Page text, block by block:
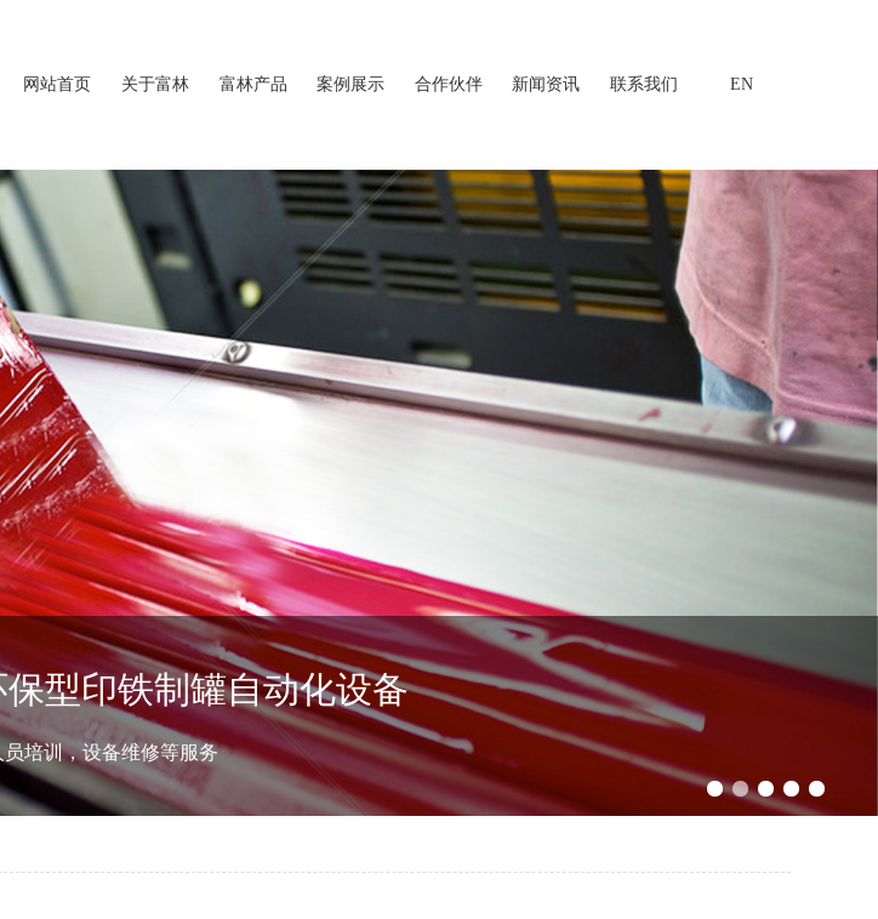
网站首页 关于富林 富林产品 案例展示 合作伙伴 新闻资讯 联系我们 EN
型印铁制罐自动化设备
培训，设备维修等服务